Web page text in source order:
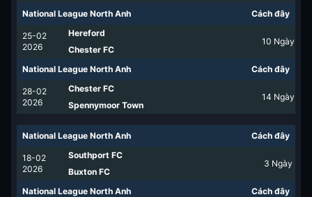
National League North Anh Cách đây
25-02
2026
Hereford
Chester FC
10 Ngày
National League North Anh Cách đây
28-02
2026
Chester FC
Spennymoor Town
14 Ngày
National League North Anh Cách đây
18-02
2026
Southport FC
Buxton FC
3 Ngày
National League North Anh Cách đây